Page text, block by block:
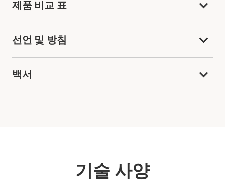
제품 비교 표
선언 및 방침
백서
기술 사양